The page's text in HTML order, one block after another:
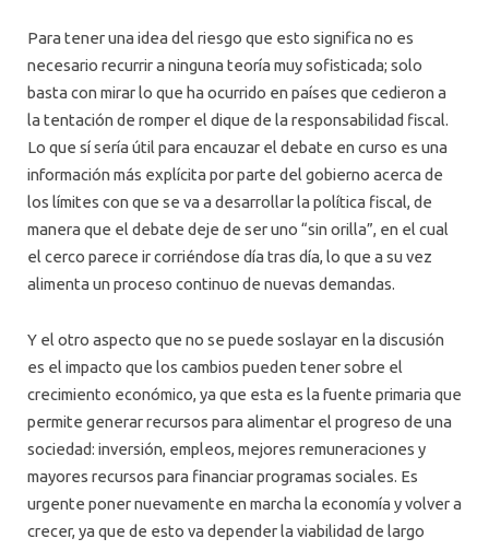
Para tener una idea del riesgo que esto significa no es
necesario recurrir a ninguna teoría muy sofisticada; solo
basta con mirar lo que ha ocurrido en países que cedieron a
la tentación de romper el dique de la responsabilidad fiscal.
Lo que sí sería útil para encauzar el debate en curso es una
información más explícita por parte del gobierno acerca de
los límites con que se va a desarrollar la política fiscal, de
manera que el debate deje de ser uno “sin orilla”, en el cual
el cerco parece ir corriéndose día tras día, lo que a su vez
alimenta un proceso continuo de nuevas demandas.
Y el otro aspecto que no se puede soslayar en la discusión
es el impacto que los cambios pueden tener sobre el
crecimiento económico, ya que esta es la fuente primaria que
permite generar recursos para alimentar el progreso de una
sociedad: inversión, empleos, mejores remuneraciones y
mayores recursos para financiar programas sociales. Es
urgente poner nuevamente en marcha la economía y volver a
crecer, ya que de esto va depender la viabilidad de largo